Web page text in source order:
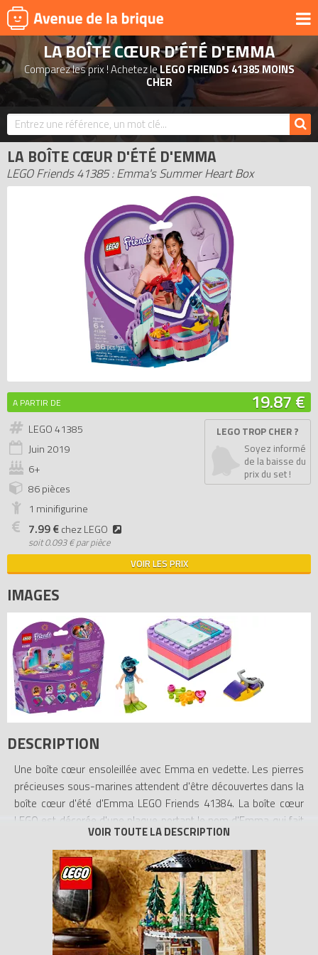
UNIVERS
PRODUITS DÉRIVÉS
NOUVEAUTÉS
LEGO 2026
BONS PLANS
ACTUALITÉS
ASSOCIATIONS DE FANS
EXPOSITIONS LEGO
LEGO LES PLUS CHERS
DERNIERS LEGO AJOUTÉS
LA BOÎTE CŒUR D'ÉTÉ D'EMMA
Comparez les prix ! Achetez leLEGO FRIENDS 41385 MOINS
CHER
LA BOÎTE CŒUR D'ÉTÉ D'EMMA
LEGO Friends 41385 : Emma's Summer Heart Box
A PARTIR DE 19.87 €
LEGO 41385
Juin 2019
6+
86 pièces
1 minifigurine
7.99 €chez LEGO
soit0.093 € par pièce
LEGO TROP CHER ?
Soyez informé
de la baisse du
prix du set !
VOIR LES PRIX
IMAGES
DESCRIPTION
Une boîte cœur ensoleillée avec Emma en vedette. Les pierres
précieuses sous-marines attendent d'être découvertes dans la
boîte cœur d'été d'Emma LEGO Friends 41384. La boîte cœur
LEGO est décorée d'une plaque portant le nom d'Emma qui fait
office de serviette de plage. À l'intérieur, les plaques bleues
symbolisent la mer, où Emma recherche des pierres précieuses
sur son scooter sous-marin. Les enfants vont adorer ranger les
éléments dans la boîte cœur et fixer le couvercle pour emporter
la chasse au trésor sous-marin partout avec eux. Cette boîte
LEGO inclut des instructions de montage très simples, une mini-
poupée Emma et un crabe.